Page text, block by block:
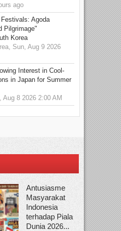
ago
Agoda
Pilgrimage"
Korea
Sun, Aug 9 2026
Interest in Cool-
in Japan for Summer
8 2026 2:00 AM
Antusiasme
Masyarakat
Indonesia
terhadap Piala
Dunia 2026...